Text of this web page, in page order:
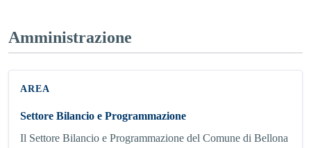
Amministrazione
AREA
Settore Bilancio e Programmazione
Il Settore Bilancio e Programmazione del Comune di Bellona